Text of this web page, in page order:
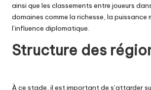
ainsi que les classements entre joueurs
domaines comme la richesse, la puissance
l’influence diplomatique.
Structure des
À ce stade, il est important de s’attarder